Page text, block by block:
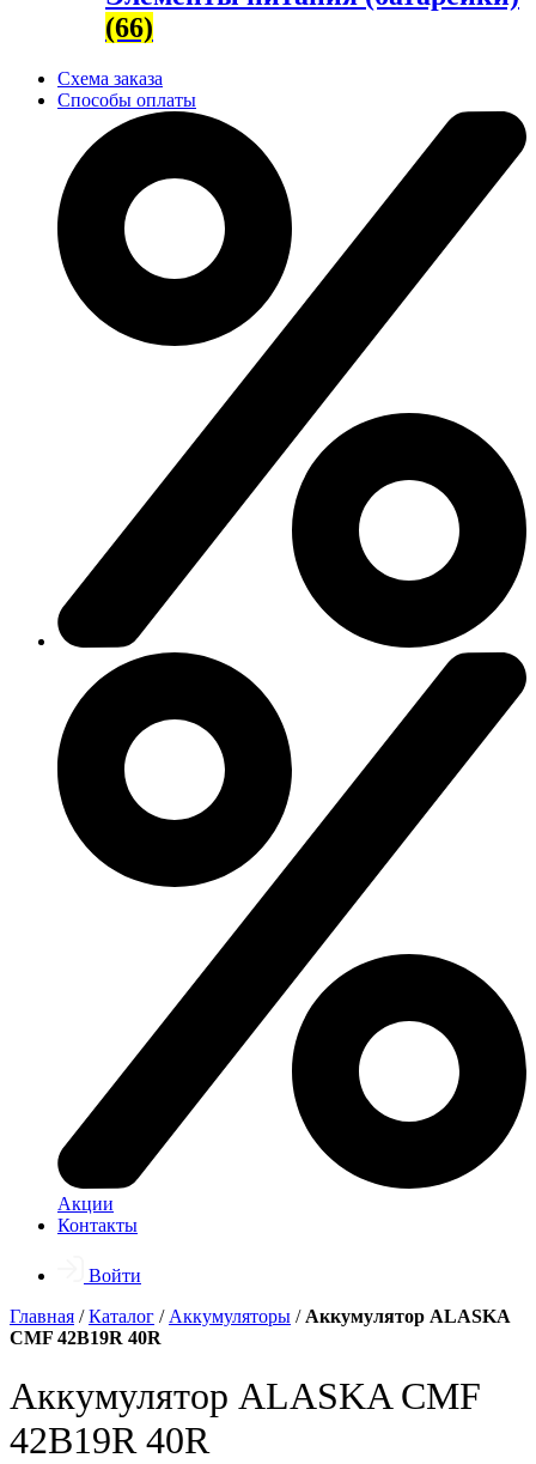
(66)
Схема заказа
Способы оплаты
Акции
Контакты
Войти
Главная /Каталог / Аккумуляторы / Аккумулятор ALASKA
CMF 42B19R 40R
Аккумулятор ALASKA CMF
42B19R 40R